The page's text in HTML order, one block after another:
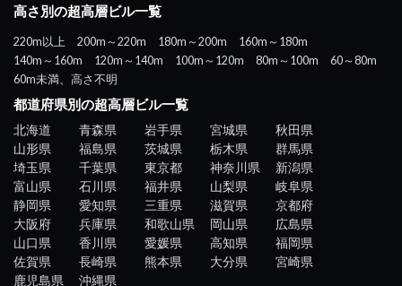
高さ別の超高層ビル一覧
220m以上 200m～220m 180m～200m
160m～180m
140m～160m
120m～140m 100m～120m 80m～100m
60～80m
60m未満、高さ不明
都道府県別の超高層ビル一覧
北海道 青森県 岩手県 宮城県
秋田県
山形県
福島県 茨城県 栃木県
群馬県
埼玉県
千葉県 東京都 神奈川県
新潟県
富山県
石川県 福井県 山梨県
岐阜県
静岡県
愛知県 三重県 滋賀県
京都府
大阪府
兵庫県 和歌山県 岡山県
広島県
山口県
香川県 愛媛県 高知県
福岡県
佐賀県
長崎県 熊本県 大分県
宮崎県
鹿児島県
沖縄県